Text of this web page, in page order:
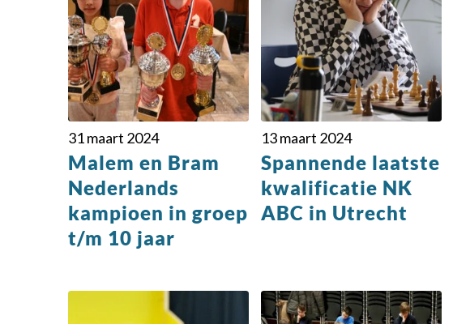
31 maart 2024
Malem en Bram
Nederlands
kampioen in groep
t/m 10 jaar
13 maart 2024
Spannende laatste
kwalificatie NK
ABC in Utrecht